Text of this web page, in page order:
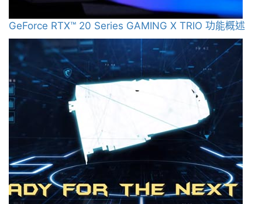
GeForce RTX™ 20 Series GAMING X TRIO 功能概述